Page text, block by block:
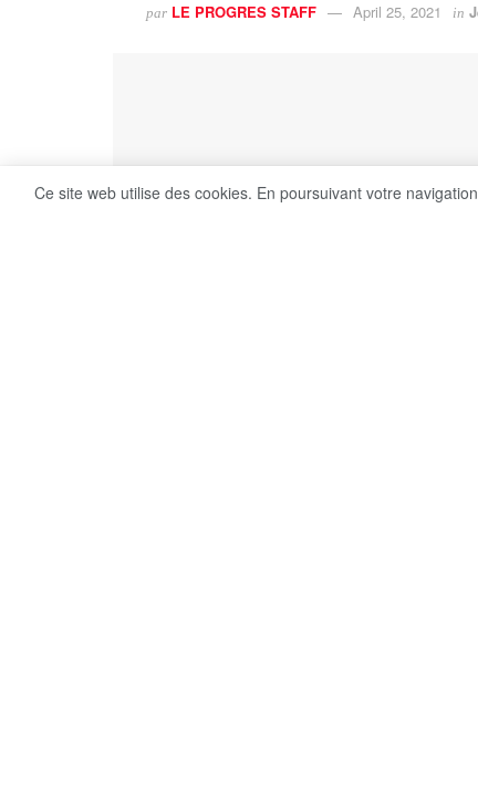
par LE PROGRES STAFF April 25, 2021 in
Ce site web utilise des cookies. En poursuivant votre